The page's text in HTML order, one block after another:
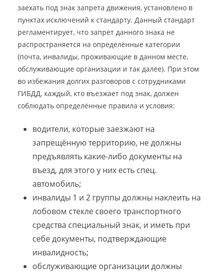
заехать под знак запрета движения, установлено в
пунктах исключений к стандарту. Данный стандарт
регламентирует, что запрет данного знака не
распространяется на определённые категории
(почта, инвалиды, проживающие в данном месте,
обслуживающие организации и так далее). При этом
во избежания долгих разговоров с сотрудниками
ГИБДД, каждый, кто въезжает под знак, должен
соблюдать определённые правила и условия:
водители, которые заезжают на
запрещённую территорию, не должны
предъявлять какие-либо документы на
въезд, для этого у них есть спец.
автомобиль;
инвалиды 1 и 2 группы должны наклеить на
лобовом стекле своего транспортного
средства специальный знак, и иметь при
себе документы, подтверждающие
инвалидность;
обслуживающие организации должны